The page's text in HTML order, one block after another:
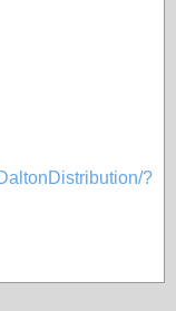
?